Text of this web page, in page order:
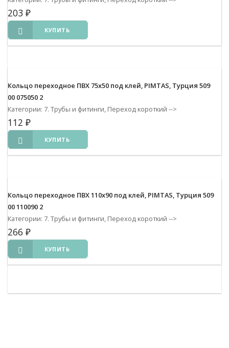
203 ₽
КУПИТЬ
Кольцо переходное ПВХ 75х50 под клей, PIMTAS, Турция 509
00 075050 2
Категории: 7. Трубы и фитинги, Переход короткий -->
112 ₽
КУПИТЬ
Кольцо переходное ПВХ 110х90 под клей, PIMTAS, Турция 509
00 110090 2
Категории: 7. Трубы и фитинги, Переход короткий -->
266 ₽
КУПИТЬ